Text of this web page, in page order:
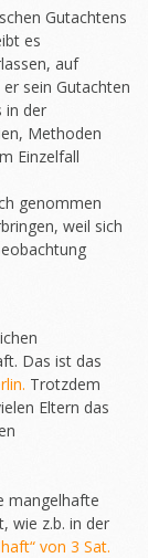
Gutachtens
es
auf
sein Gutachten
in der
Methoden
Einzelfall
genommen
weil sich
Das ist das
Trotzdem
Eltern das
mangelhafte
wie z.b. in der
von 3 Sat.